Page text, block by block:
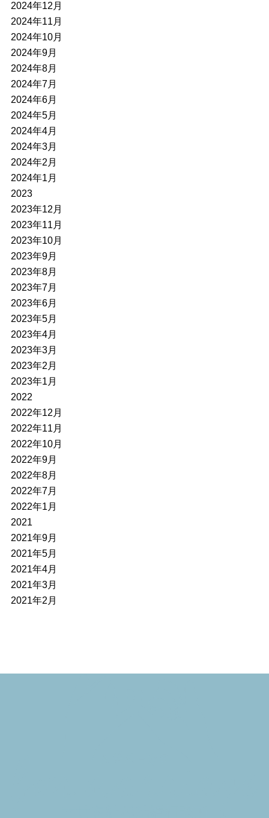
2024年12月
2024年11月
2024年10月
2024年9月
2024年8月
2024年7月
2024年6月
2024年5月
2024年4月
2024年3月
2024年2月
2024年1月
2023
2023年12月
2023年11月
2023年10月
2023年9月
2023年8月
2023年7月
2023年6月
2023年5月
2023年4月
2023年3月
2023年2月
2023年1月
2022
2022年12月
2022年11月
2022年10月
2022年9月
2022年8月
2022年7月
2022年1月
2021
2021年9月
2021年5月
2021年4月
2021年3月
2021年2月